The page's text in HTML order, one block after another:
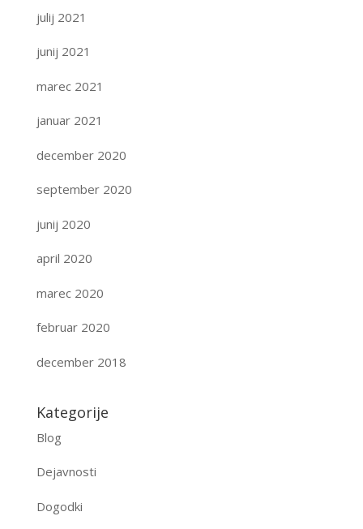
julij 2021
junij 2021
marec 2021
januar 2021
december 2020
september 2020
junij 2020
april 2020
marec 2020
februar 2020
december 2018
Kategorije
Blog
Dejavnosti
Dogodki